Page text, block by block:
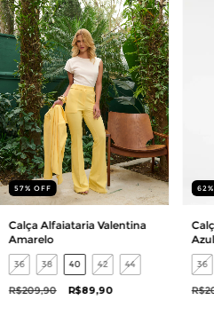
57% OFF
Calça Alfaiataria Valentina
Amarelo
36 38 40 42 44
R$209,90 R$89,90
62%
Azul
36